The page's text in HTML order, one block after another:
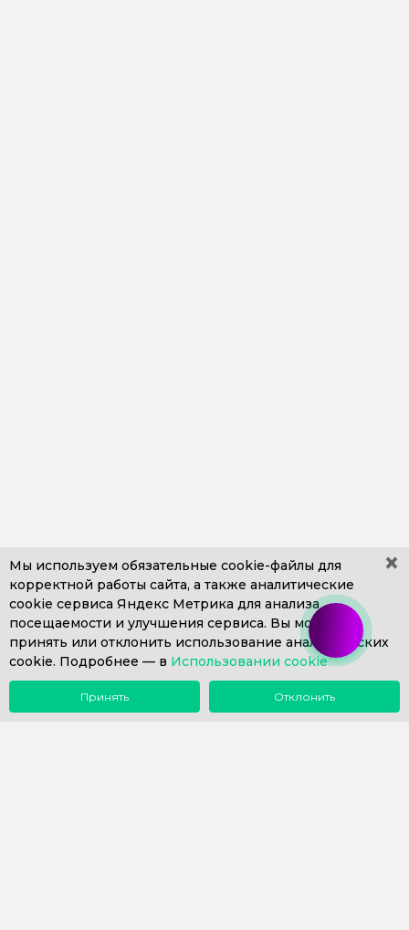
+7 (499) 653-71-10+7 (4812) 302-606
+7 (812) 409-43-26Пн. – Пт. с 9:00 до 18:00
info@1eska.ru
×
Мы используем обязательные cookie-файлы для
корректной работы сайта, а также аналитические
cookie сервиса Яндекс Метрика для анализа
посещаемости и улучшения сервиса. Вы можете
принять или отклонить использование аналитических
cookie. Подробнее — в Использовании cookie
Принять Отклонить